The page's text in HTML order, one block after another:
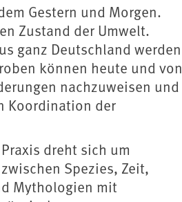
Gestern und Morgen.
Zustand der Umwelt.
ganz Deutschland werden
können heute und von
nachzuweisen und
Koordination der
dreht sich um
Spezies, Zeit,
Mythologien mit